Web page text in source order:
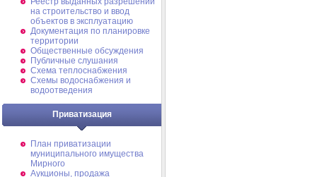
на строительство и ввод
объектов в эксплуатацию
Документация по планировке
территории
Общественные обсуждения
Публичные слушания
Схема теплоснабжения
Схемы водоснабжения и
водоотведения
Приватизация
План приватизации
муниципального имущества
Мирного
Аукционы, продажа